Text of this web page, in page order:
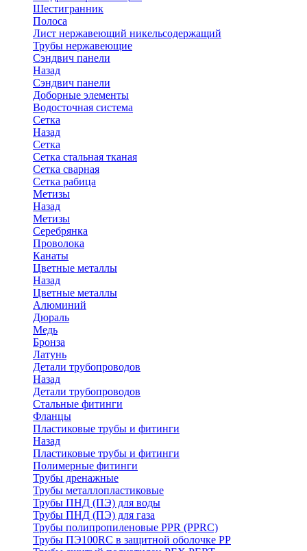
Шестигранник
Полоса
Лист нержавеющий никельсодержащий
Трубы нержавеющие
Сэндвич панели
Назад
Сэндвич панели
Доборные элементы
Водосточная система
Сетка
Назад
Сетка
Сетка стальная тканая
Сетка сварная
Сетка рабица
Метизы
Назад
Метизы
Серебрянка
Проволока
Канаты
Цветные металлы
Назад
Цветные металлы
Алюминий
Дюраль
Медь
Бронза
Латунь
Детали трубопроводов
Назад
Детали трубопроводов
Стальные фитинги
Фланцы
Пластиковые трубы и фитинги
Назад
Пластиковые трубы и фитинги
Полимерные фитинги
Трубы дренажные
Трубы металлопластиковые
Трубы ПНД (ПЭ) для воды
Трубы ПНД (ПЭ) для газа
Трубы полипропиленовые PPR (PPRC)
Трубы ПЭ100RC в защитной оболочке PP